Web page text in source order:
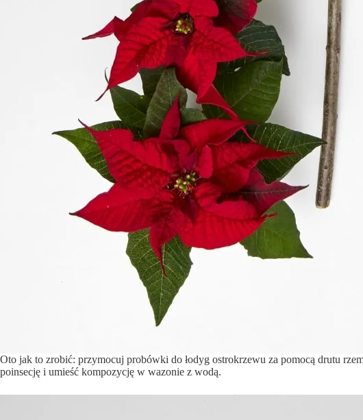
Oto jak to zrobić: przymocuj probówki do łodyg ostrokrzewu za pomocą drutu
poinsecję i umieść kompozycję w wazonie z wodą.